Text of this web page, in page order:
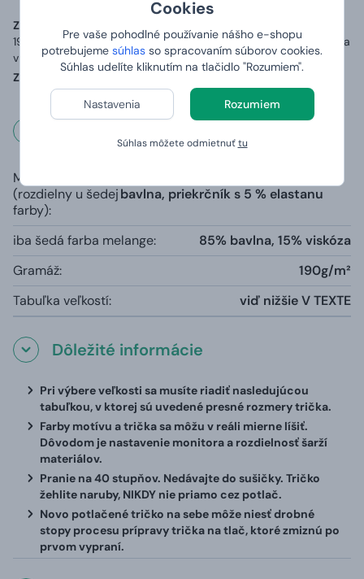
Cookies
Pre vaše pohodlné používanie nášho e-shopu
potrebujeme súhlas so spracovaním súborov cookies.
Súhlas udelíte kliknutím na tlačidlo "Rozumiem".
Nastavenia Rozumiem
Súhlas môžete odmietnuťtu
Zoznam zložiek (zloženie):
190 g/m2, přídavek 5 % elastanu v průkrčníku a zpevňující páska
v ramenou.
Země původu:
Materiál
(rozdielny u šedej
farby):
bavlna, priekrčník s 5 % elastanu
iba šedá farba melange:
85% bavlna, 15% viskóza
Gramáž:
190g/m²
Tabuľka veľkostí:
viď nižšie V TEXTE
Dôležité informácie
Pri výbere veľkosti sa musíte riadiť nasledujúcou
tabuľkou, v ktorej sú uvedené presné rozmery trička.
Farby motívu a trička sa môžu v reáli mierne líšiť.
Dôvodom je nastavenie monitora a rozdielnosť šarží
materiálov.
Pranie na 40 stupňov. Nedávajte do sušičky. Tričko
žehlite naruby, NIKDY nie priamo cez potlač.
Novo potlačené tričko na sebe môže niesť drobné
stopy procesu prípravy trička na tlač, ktoré zmiznú po
prvom vypraní.